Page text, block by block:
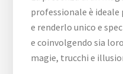
professionale è ideale
e renderlo unico e
e coinvolgendo sia
magie, trucchi e